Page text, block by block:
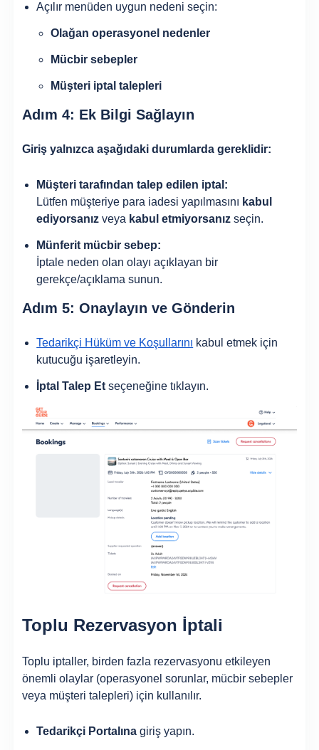
Açılır menüden uygun nedeni seçin:
Olağan operasyonel nedenler
Mücbir sebepler
Müşteri iptal talepleri
Adım 4: Ek Bilgi Sağlayın
Giriş yalnızca aşağıdaki durumlarda gereklidir:
Müşteri tarafından talep edilen iptal:
Lütfen müşteriye para iadesi yapılmasını kabul
ediyorsanız veya kabul etmiyorsanız seçin.
Münferit mücbir sebep:
İptale neden olan olayı açıklayan bir
gerekçe/açıklama sunun.
Adım 5: Onaylayın ve Gönderin
Tedarikçi Hüküm ve Koşullarını kabul etmek için
kutucuğu işaretleyin.
İptal Talep Et seçeneğine tıklayın.
Toplu Rezervasyon İptali
Toplu iptaller, birden fazla rezervasyonu etkileyen
önemli olaylar (operasyonel sorunlar, mücbir sebepler
veya müşteri talepleri) için kullanılır.
Tedarikçi Portalına giriş yapın.